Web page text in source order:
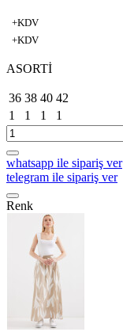
+KDV
+KDV
ASORTİ
36 38 40 42
1
1 1 1
whatsapp ile sipariş ver
telegram ile sipariş ver
Renk